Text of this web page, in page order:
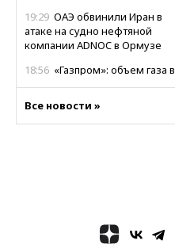
19:29 ОАЭ обвинили Иран в
атаке на судно нефтяной
компании ADNOC в Ормузе
18:56 «Газпром»: объем газа в
антирекорда
Все новости »